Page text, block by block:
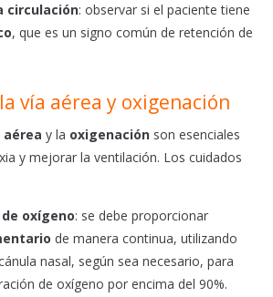
circulación: observar si el paciente tiene
, que es un signo común de retención de
vía aérea y oxigenación
aérea y la oxigenación son esenciales
y mejorar la ventilación. Los cuidados
oxígeno: se debe proporcionar
de manera continua, utilizando
nasal, según sea necesario, para
de oxígeno por encima del 90%.